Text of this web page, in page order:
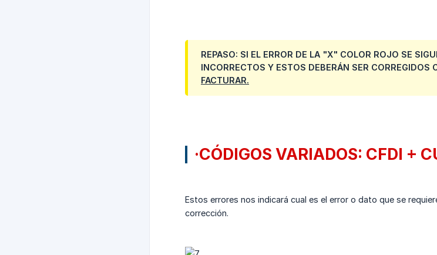
REPASO: SI EL ERROR DE LA "X" COLOR ROJO SE
INCORRECTOS Y ESTOS DEBERÁN SER CORREGIDOS
FACTURAR.
·CÓDIGOS VARIADOS: CFDI +
Estos errores nos indicará cual es el error o dato que se
corrección.